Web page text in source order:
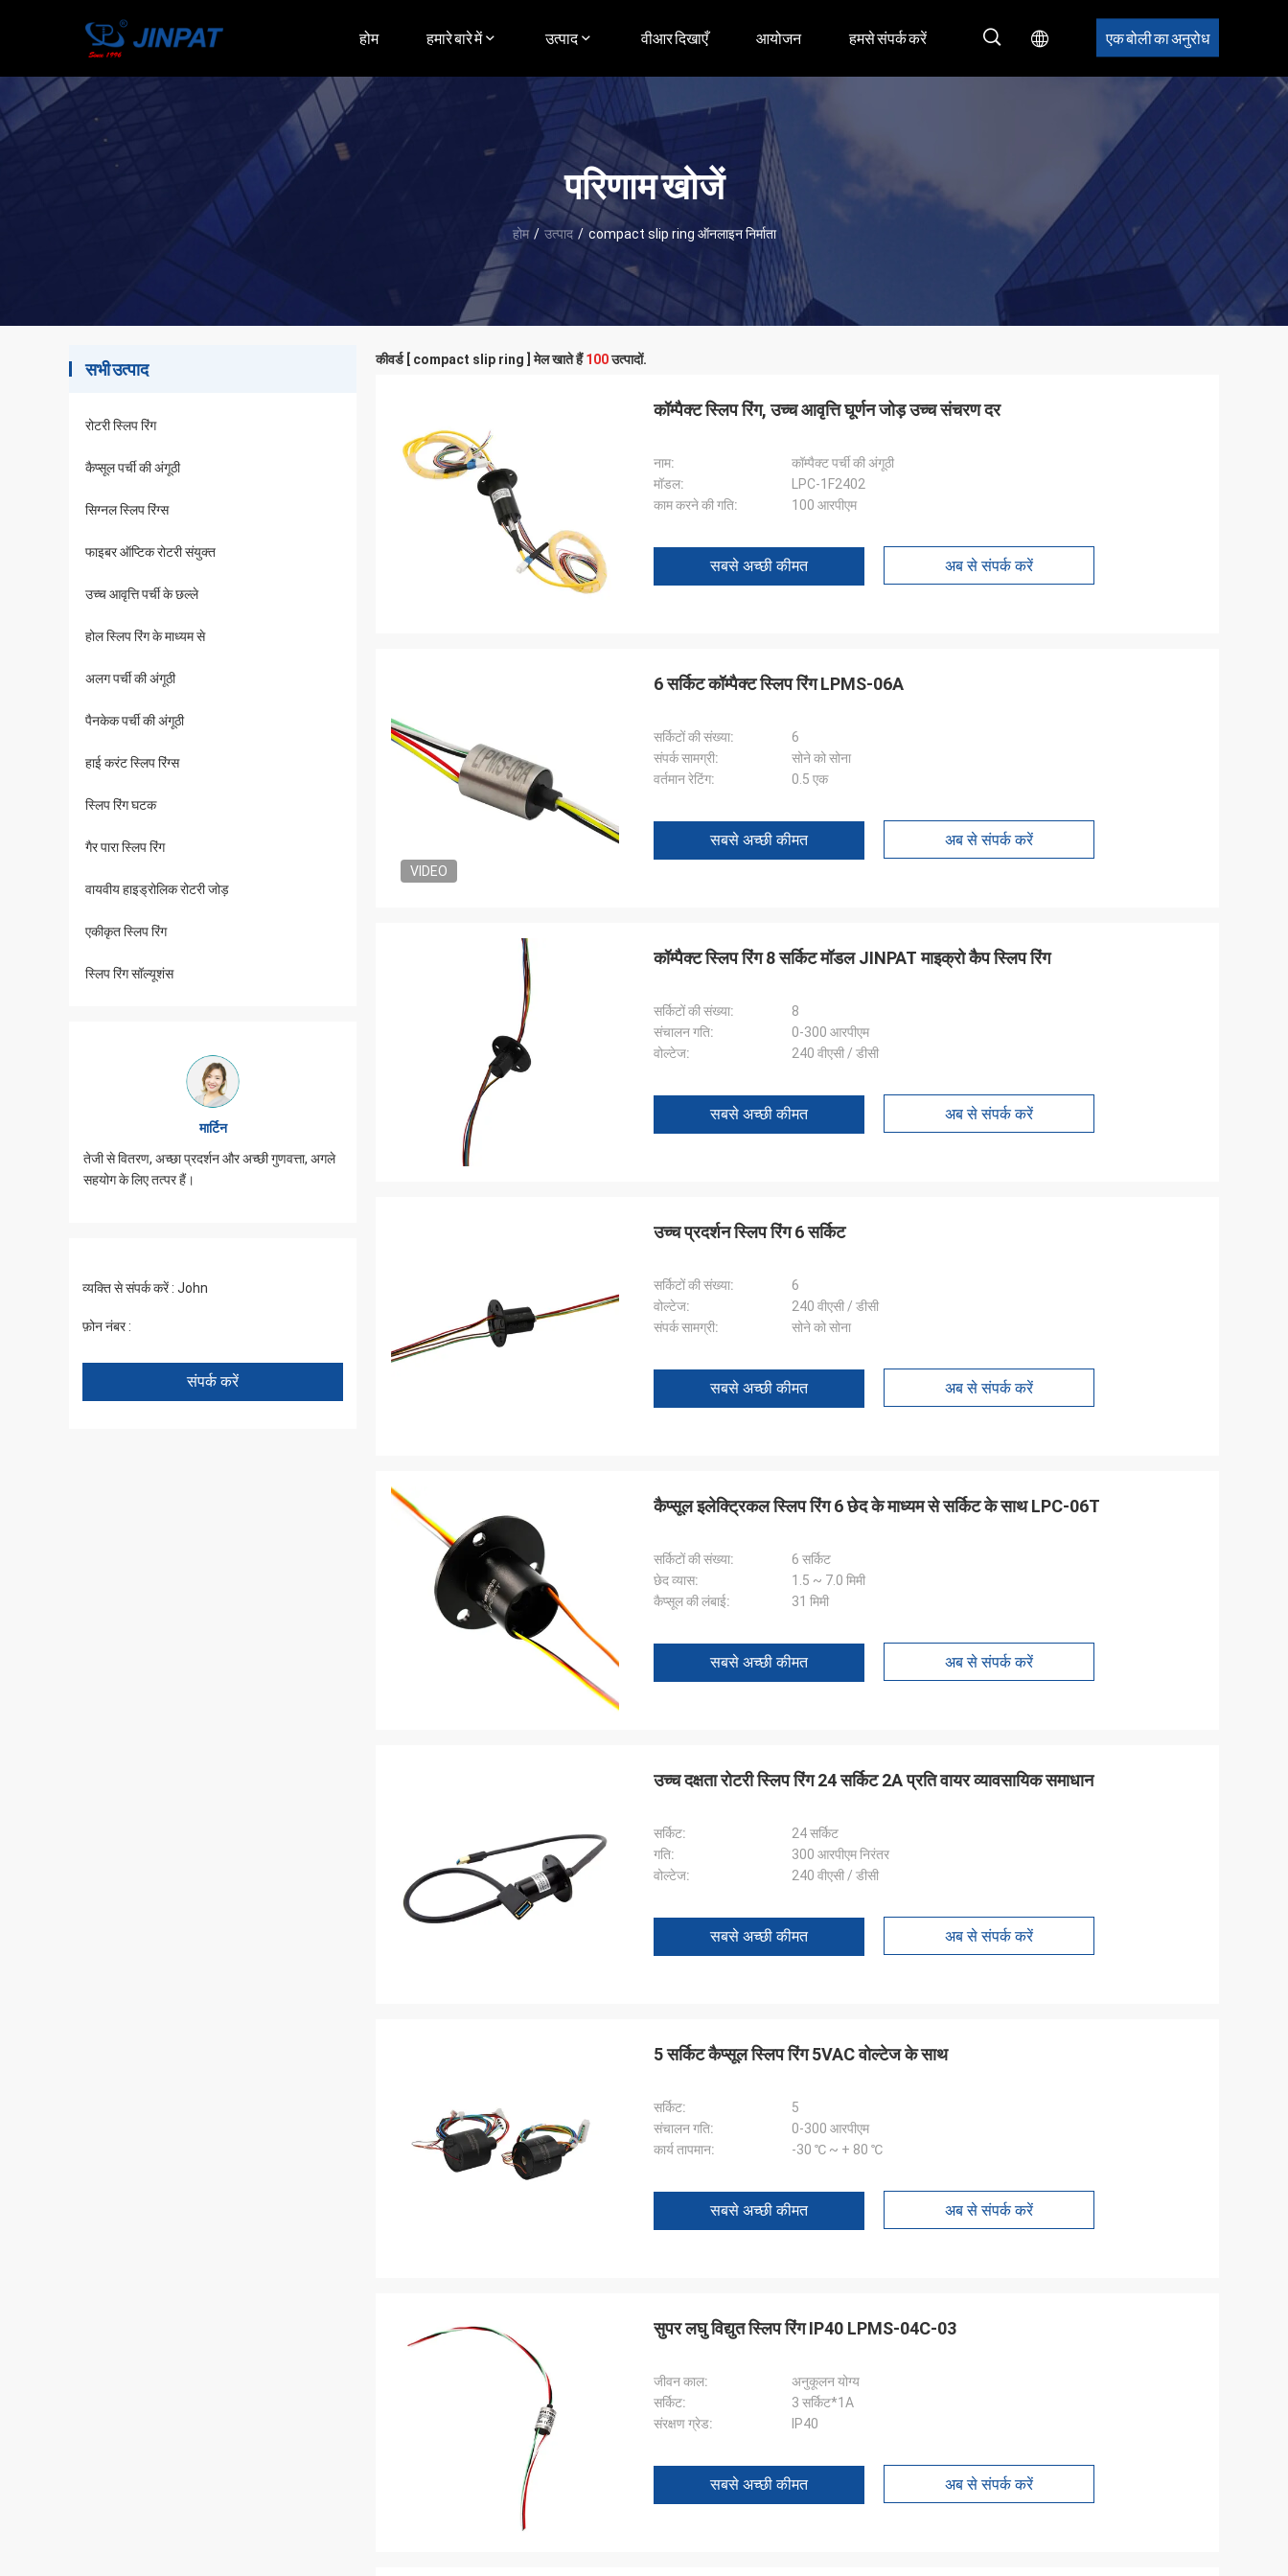
होम हमारे बारे में उत्पाद वीआर दिखाएँ आयोजन हमसे संपर्क करें एक बोली का अनुरोध
परिणाम खोजें
होम / उत्पाद / compact slip ring ऑनलाइन निर्माता
सभी उत्पाद
रोटरी स्लिप रिंग
कैप्सूल पर्ची की अंगूठी
सिग्नल स्लिप रिंग्स
फाइबर ऑप्टिक रोटरी संयुक्त
उच्च आवृत्ति पर्ची के छल्ले
होल स्लिप रिंग के माध्यम से
अलग पर्ची की अंगूठी
पैनकेक पर्ची की अंगूठी
हाई करंट स्लिप रिंग्स
स्लिप रिंग घटक
गैर पारा स्लिप रिंग
वायवीय हाइड्रोलिक रोटरी जोड़
एकीकृत स्लिप रिंग
स्लिप रिंग सॉल्यूशंस
मार्टिन
तेजी से वितरण, अच्छा प्रदर्शन और अच्छी गुणवत्ता, अगले
सहयोग के लिए तत्पर हैं।
JINPAT पर्ची की अंगूठी उपस्थिति अच्छी है, ध्यान से
व्यक्ति से संपर्क करें : John
फ़ोन नंबर :
संपर्क करें
कीवर्ड [ compact slip ring ] मेल खाते हैं100उत्पादों.
कॉम्पैक्ट स्लिप रिंग, उच्च आवृत्ति घूर्णन जोड़ उच्च संचरण दर
नाम:
कॉम्पैक्ट पर्ची की अंगूठी
मॉडल:
LPC-1F2402
काम करने की गति:
100 आरपीएम
सबसे अच्छी कीमत अब से संपर्क करें
VIDEO
6 सर्किट कॉम्पैक्ट स्लिप रिंग LPMS-06A
सर्किटों की संख्या:
6
संपर्क सामग्री:
सोने को सोना
वर्तमान रेटिंग:
0.5 एक
सबसे अच्छी कीमत अब से संपर्क करें
कॉम्पैक्ट स्लिप रिंग 8 सर्किट मॉडल JINPAT माइक्रो कैप स्लिप रिंग
सर्किटों की संख्या:
8
संचालन गति:
0-300 आरपीएम
वोल्टेज:
240 वीएसी / डीसी
सबसे अच्छी कीमत अब से संपर्क करें
उच्च प्रदर्शन स्लिप रिंग 6 सर्किट
सर्किटों की संख्या:
6
वोल्टेज:
240 वीएसी / डीसी
संपर्क सामग्री:
सोने को सोना
सबसे अच्छी कीमत अब से संपर्क करें
कैप्सूल इलेक्ट्रिकल स्लिप रिंग 6 छेद के माध्यम से सर्किट के साथ LPC-06T
सर्किटों की संख्या:
6 सर्किट
छेद व्यास:
1.5 ~ 7.0 मिमी
कैप्सूल की लंबाई:
31 मिमी
सबसे अच्छी कीमत अब से संपर्क करें
उच्च दक्षता रोटरी स्लिप रिंग 24 सर्किट 2A प्रति वायर व्यावसायिक समाधान
सर्किट:
24 सर्किट
गति:
300 आरपीएम निरंतर
वोल्टेज:
240 वीएसी / डीसी
सबसे अच्छी कीमत अब से संपर्क करें
5 सर्किट कैप्सूल स्लिप रिंग 5VAC वोल्टेज के साथ
सर्किट:
5
संचालन गति:
0-300 आरपीएम
कार्य तापमान:
-30 ℃ ~ + 80 ℃
सबसे अच्छी कीमत अब से संपर्क करें
सुपर लघु विद्युत स्लिप रिंग IP40 LPMS-04C-03
जीवन काल:
अनुकूलन योग्य
सर्किट:
3 सर्किट*1A
संरक्षण ग्रेड:
IP40
सबसे अच्छी कीमत अब से संपर्क करें